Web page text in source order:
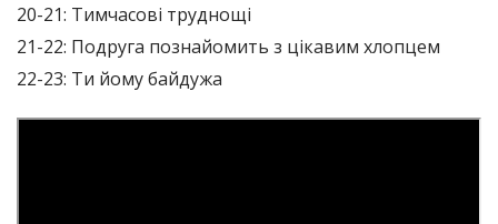
20-21: Тимчасові труднощі
21-22: Подруга познайомить з цікавим хлопцем
22-23: Ти йому байдужа